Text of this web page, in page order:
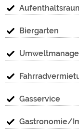
Biergarten
Gasservice
Gastronomie/